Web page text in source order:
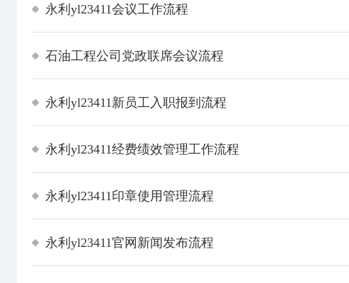
永利yl23411会议工作流程
石油工程公司党政联席会议流程
永利yl23411新员工入职报到流程
永利yl23411经费绩效管理工作流程
永利yl23411印章使用管理流程
永利yl23411官网新闻发布流程